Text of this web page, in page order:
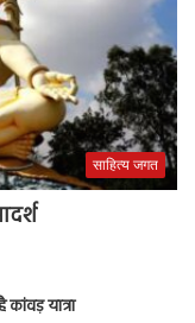
साहित्य जगत
यात्रा